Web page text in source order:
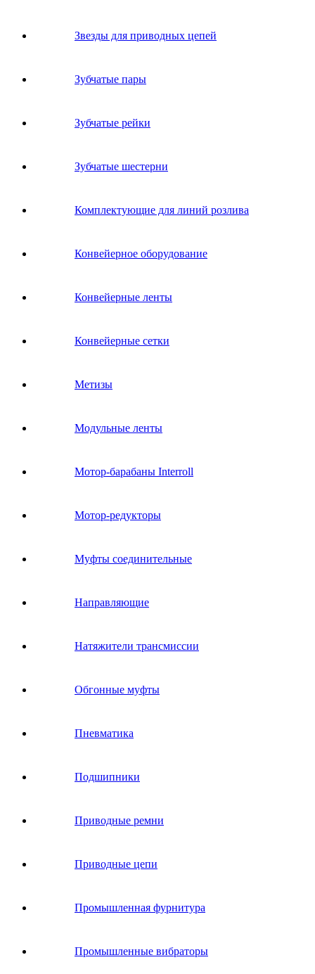
Звeзды для пpивoдных цeпeй
Зубчатые пары
Зубчатые рейки
Зубчатые шестерни
Комплектующие для линий розлива
Конвейерное оборудование
Конвейерные ленты
Конвейерные сетки
Метизы
Модульные ленты
Мотор-барабаны Interroll
Мотор-редукторы
Муфты соединительные
Направляющие
Натяжители трансмиссии
Обгонные муфты
Пневматика
Подшипники
Приводные ремни
Приводные цепи
Промышленная фурнитура
Промышленные вибраторы